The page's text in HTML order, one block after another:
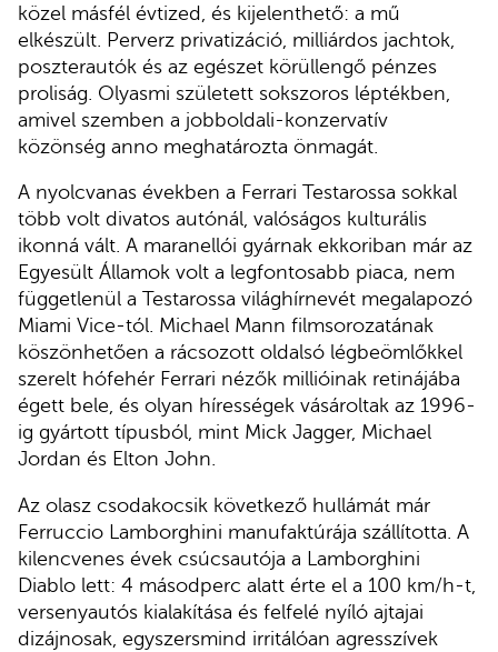
közel másfél évtized, és kijelenthető: a mű
elkészült. Perverz privatizáció, milliárdos jachtok,
poszterautók és az egészet körüllengő pénzes
proliság. Olyasmi született sokszoros léptékben,
amivel szemben a jobboldali-konzervatív
közönség anno meghatározta önmagát.
A nyolcvanas években a Ferrari Testarossa sokkal
több volt divatos autónál, valóságos kulturális
ikonná vált. A maranellói gyárnak ekkoriban már az
Egyesült Államok volt a legfontosabb piaca, nem
függetlenül a Testarossa világhírnevét megalapozó
Miami Vice-tól. Michael Mann filmsorozatának
köszönhetően a rácsozott oldalsó légbeömlőkkel
szerelt hófehér Ferrari nézők millióinak retinájába
égett bele, és olyan hírességek vásároltak az 1996-
ig gyártott típusból, mint Mick Jagger, Michael
Jordan és Elton John.
Az olasz csodakocsik következő hullámát már
Ferruccio Lamborghini manufaktúrája szállította. A
kilencvenes évek csúcsautója a Lamborghini
Diablo lett: 4 másodperc alatt érte el a 100 km/h-t,
versenyautós kialakítása és felfelé nyíló ajtajai
dizájnosak, egyszersmind irritálóan agresszívek